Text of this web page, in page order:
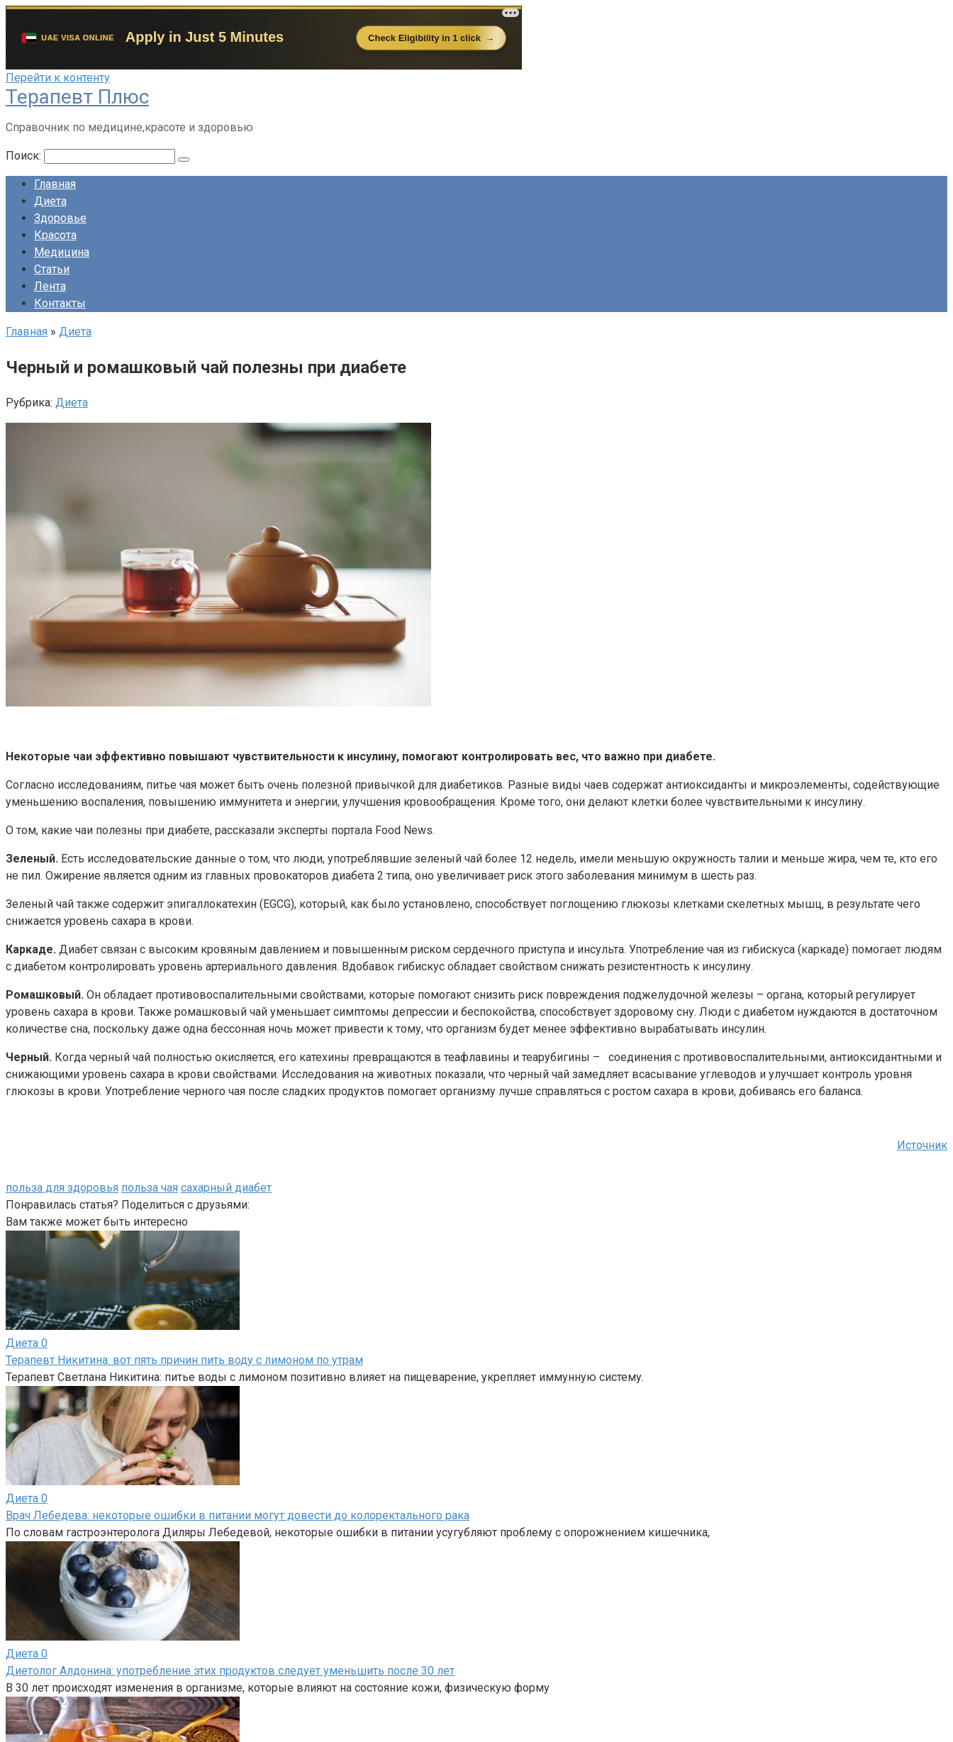
Перейти к контенту
Терапевт Плюс
Справочник по медицине,красоте и здоровью
Поиск:
Главная
Диета
Здоровье
Красота
Медицина
Статьи
Лента
Контакты
Главная » Диета
Черный и ромашковый чай полезны при диабете
Рубрика: Диета
Некоторые чаи эффективно повышают чувствительности к инсулину, помогают контролировать вес, что важно при диабете.
Согласно исследованиям, питье чая может быть очень полезной привычкой для диабетиков. Разные виды чаев содержат антиоксиданты и микроэлементы, содействующие
уменьшению воспаления, повышению иммунитета и энергии, улучшения кровообращения. Кроме того, они делают клетки более чувствительными к инсулину.
О том, какие чаи полезны при диабете, рассказали эксперты портала Food News.
Зеленый. Есть исследовательские данные о том, что люди, употреблявшие зеленый чай более 12 недель, имели меньшую окружность талии и меньше жира, чем те, кто его
не пил. Ожирение является одним из главных провокаторов диабета 2 типа, оно увеличивает риск этого заболевания минимум в шесть раз.
Зеленый чай также содержит эпигаллокатехин (EGCG), который, как было установлено, способствует поглощению глюкозы клетками скелетных мышц, в результате чего
снижается уровень сахара в крови.
Каркаде. Диабет связан с высоким кровяным давлением и повышенным риском сердечного приступа и инсульта. Употребление чая из гибискуса (каркаде) помогает людям
с диабетом контролировать уровень артериального давления. Вдобавок гибискус обладает свойством снижать резистентность к инсулину.
Ромашковый. Он обладает противовоспалительными свойствами, которые помогают снизить риск повреждения поджелудочной железы – органа, который регулирует
уровень сахара в крови. Также ромашковый чай уменьшает симптомы депрессии и беспокойства, способствует здоровому сну. Люди с диабетом нуждаются в достаточном
количестве сна, поскольку даже одна бессонная ночь может привести к тому, что организм будет менее эффективно вырабатывать инсулин.
Черный. Когда черный чай полностью окисляется, его катехины превращаются в теафлавины и теарубигины – соединения с противовоспалительными, антиоксидантными и
снижающими уровень сахара в крови свойствами. Исследования на животных показали, что черный чай замедляет всасывание углеводов и улучшает контроль уровня
глюкозы в крови. Употребление черного чая после сладких продуктов помогает организму лучше справляться с ростом сахара в крови, добиваясь его баланса.
Источник
польза для здоровья польза чая сахарный диабет
Понравилась статья? Поделиться с друзьями:
Вам также может быть интересно
Диета 0
Терапевт Никитина: вот пять причин пить воду с лимоном по утрам
Терапевт Светлана Никитина: питье воды с лимоном позитивно влияет на пищеварение, укрепляет иммунную систему.
Диета 0
Врач Лебедева: некоторые ошибки в питании могут довести до колоректального рака
По словам гастроэнтеролога Диляры Лебедевой, некоторые ошибки в питании усугубляют проблему с опорожнением кишечника,
Диета 0
Диетолог Алдонина: употребление этих продуктов следует уменьшить после 30 лет
В 30 лет происходят изменения в организме, которые влияют на состояние кожи, физическую форму